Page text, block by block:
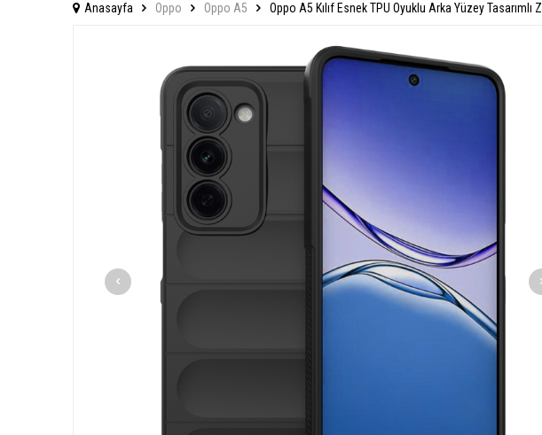
Anasayfa Oppo Oppo A5 Oppo A5 Kılıf Esnek TPU Oyuklu Arka Yüzey